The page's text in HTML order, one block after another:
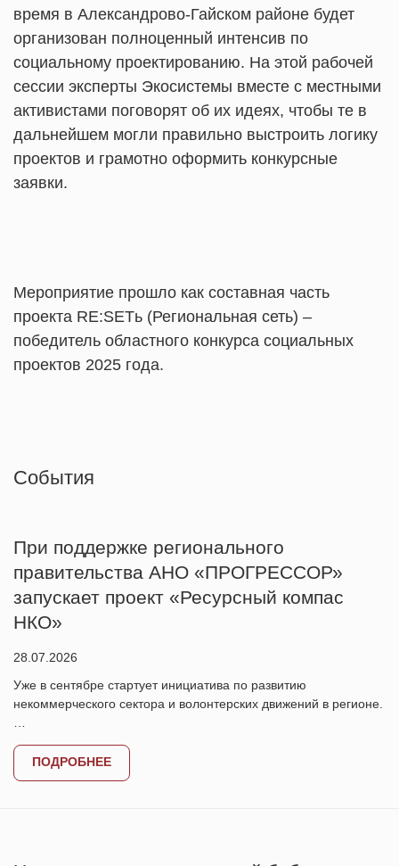
время в Александрово-Гайском районе будет
организован полноценный интенсив по
социальному проектированию. На этой рабочей
сессии эксперты Экосистемы вместе с местными
активистами поговорят об их идеях, чтобы те в
дальнейшем могли правильно выстроить логику
проектов и грамотно оформить конкурсные
заявки.
Мероприятие прошло как составная часть
проекта RE:SETь (Региональная сеть) –
победитель областного конкурса социальных
проектов 2025 года.
Cобытия
При поддержке регионального
правительства АНО «ПРОГРЕССОР»
запускает проект «Ресурсный компас
НКО»
28.07.2026
Уже в сентябре стартует инициатива по развитию
некоммерческого сектора и волонтерских движений в регионе.
ПОДРОБНЕЕ